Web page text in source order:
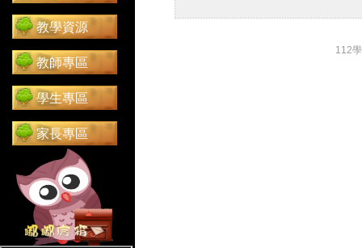
教學資源
教師專區
學生專區
家長專區
112